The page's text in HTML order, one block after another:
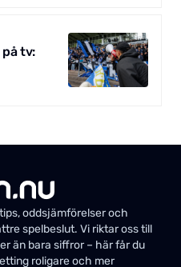
på tv:
oddsjämförelser och
spelbeslut. Vi riktar oss till
än bara siffror – här får du
roligare och mer